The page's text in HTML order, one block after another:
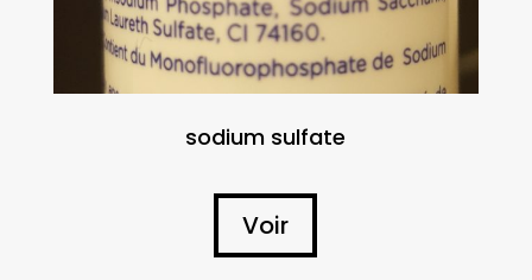
sodium sulfate
Voir